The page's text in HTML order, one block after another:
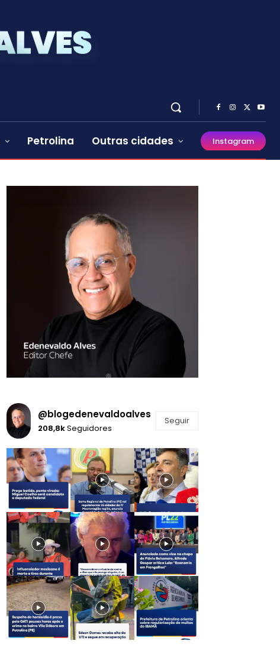
Petrolina Outras cidades Instagram
@blogedenevaldoalves
208,8kSeguidores
Seguir